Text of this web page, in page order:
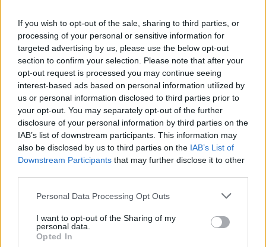
If you wish to opt-out of the sale, sharing to third parties, or
processing of your personal or sensitive information for
targeted advertising by us, please use the below opt-out
section to confirm your selection. Please note that after your
opt-out request is processed you may continue seeing
interest-based ads based on personal information utilized by
us or personal information disclosed to third parties prior to
your opt-out. You may separately opt-out of the further
disclosure of your personal information by third parties on the
IAB’s list of downstream participants. This information may
also be disclosed by us to third parties on the IAB’s List of
Downstream Participants that may further disclose it to other
Personal Data Processing Opt Outs
I want to opt-out of the Sharing of my
personal data.
Opted In
Τι θα αλλάξει τη βραδιά των εκλογών
Αλλάζουν όλα στη βραδιά των εκλογών, καθώς ψηφιοποιείται
πλήρως η μετάδοση των αποτελεσμάτων και άρα θα έχουμε πολύ
νωρίτερα αποτελέσματα για τα κόμματα και τους σταυρούς.
Ειδικότερα, όπως αναφέρει το Star, το Υπουργείο Ψηφιακής
Διακυβέρνησης ετοιμάζει εκπλήξεις για τη βραδιά των...
Σελίδα 1 από 2